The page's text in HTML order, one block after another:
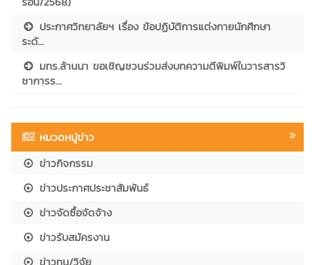
ประกาศวิทยาลัยฯ เรื่อง ข้อปฏิบัติการแต่งกายนักศึกษา
ระดั...
มทร.ล้านนา ขอเชิญชวนร่วมส่งบทความตีพิมพ์ในวารสารวิ
ชาการร...
หมวดหมู่ข่าว
ข่าวกิจกรรม
ข่าวประกาศประชาสัมพันธ์
ข่าวจัดซื้อจัดจ้าง
ข่าวรับสมัครงาน
ข่าวทุน/วิจัย